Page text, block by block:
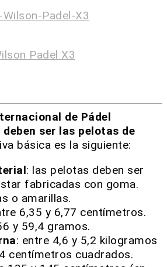
Padel X3
de Pádel
ser las pelotas de
básica es la siguiente:
: las pelotas deben ser
fabricadas con goma.
o amarillas.
6,35 y 6,77 centímetros.
y 59,4 gramos.
: entre 4,6 y 5,2 kilogramos
centímetros cuadrados.